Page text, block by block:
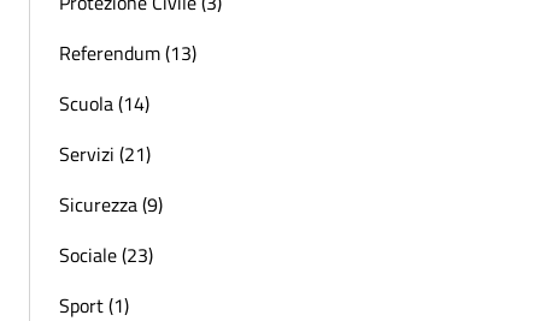
Referendum (13)
Scuola (14)
Servizi (21)
Sicurezza (9)
Sociale (23)
Sport (1)